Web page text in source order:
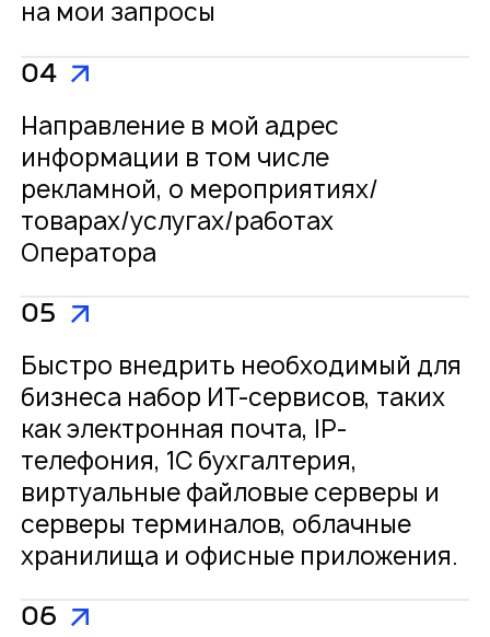
на мои запросы
04
Направление в мой адрес
информации в том числе
рекламной, о мероприятиях/
товарах/услугах/работах
Оператора
05
Быстро внедрить необходимый для
бизнеса набор ИТ-сервисов, таких
как электронная почта, IP-
телефония, 1С бухгалтерия,
виртуальные файловые серверы и
серверы терминалов, облачные
хранилища и офисные приложения.
06